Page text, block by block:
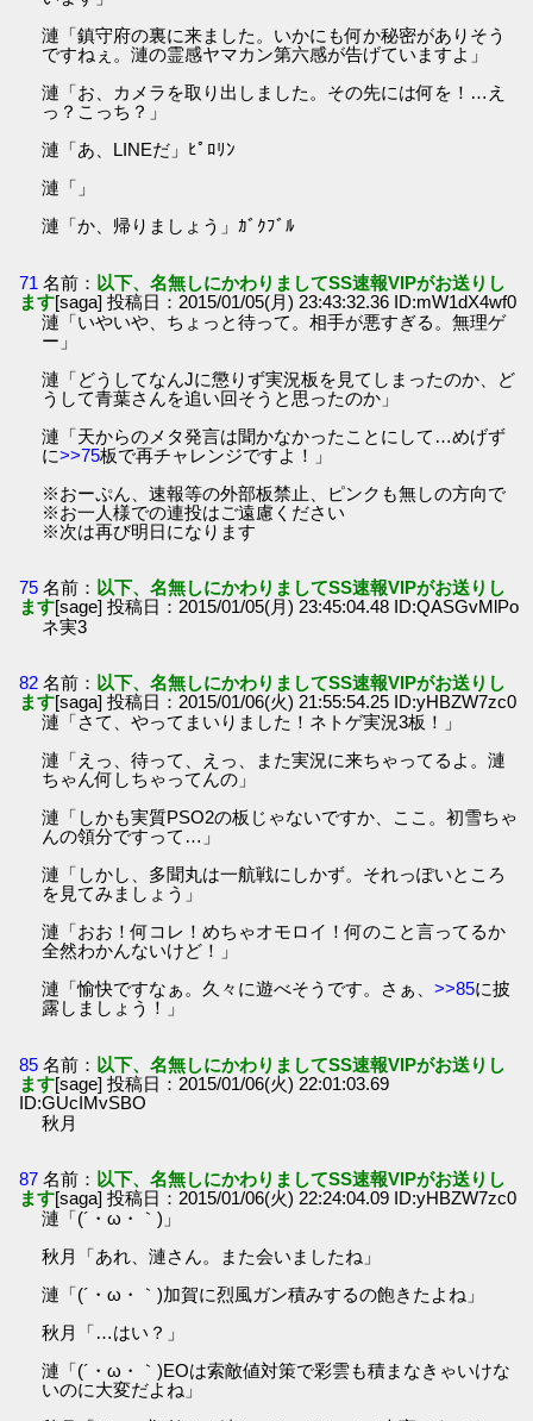
漣「鎮守府の裏に来ました。いかにも何か秘密がありそう
ですねぇ。漣の霊感ヤマカン第六感が告げていますよ」
漣「お、カメラを取り出しました。その先には何を！…え
っ？こっち？」
漣「あ、LINEだ」ﾋﾟﾛﾘﾝ
漣「」
漣「か、帰りましょう」ｶﾞｸﾌﾞﾙ
71 名前： 以下、名無しにかわりましてSS速報VIPがお送りし
ます[saga] 投稿日：2015/01/05(月) 23:43:32.36 ID:mW1dX4wf0
漣「いやいや、ちょっと待って。相手が悪すぎる。無理ゲ
ー」
漣「どうしてなんJに懲りず実況板を見てしまったのか、ど
うして青葉さんを追い回そうと思ったのか」
漣「天からのメタ発言は聞かなかったことにして…めげず
に>>75板で再チャレンジですよ！」
※おーぷん、速報等の外部板禁止、ピンクも無しの方向で
※お一人様での連投はご遠慮ください
※次は再び明日になります
75 名前： 以下、名無しにかわりましてSS速報VIPがお送りし
ます[sage] 投稿日：2015/01/05(月) 23:45:04.48 ID:QASGvMlPo
ネ実3
82 名前： 以下、名無しにかわりましてSS速報VIPがお送りし
ます[saga] 投稿日：2015/01/06(火) 21:55:54.25 ID:yHBZW7zc0
漣「さて、やってまいりました！ネトゲ実況3板！」
漣「えっ、待って、えっ、また実況に来ちゃってるよ。漣
ちゃん何しちゃってんの」
漣「しかも実質PSO2の板じゃないですか、ここ。初雪ちゃ
んの領分ですって…」
漣「しかし、多聞丸は一航戦にしかず。それっぽいところ
を見てみましょう」
漣「おお！何コレ！めちゃオモロイ！何のこと言ってるか
全然わかんないけど！」
漣「愉快ですなぁ。久々に遊べそうです。さぁ、>>85に披
露しましょう！」
85 名前： 以下、名無しにかわりましてSS速報VIPがお送りし
ます[sage] 投稿日：2015/01/06(火) 22:01:03.69
ID:GUcIMvSBO
秋月
87 名前： 以下、名無しにかわりましてSS速報VIPがお送りし
ます[saga] 投稿日：2015/01/06(火) 22:24:04.09 ID:yHBZW7zc0
漣「(´・ω・｀)」
秋月「あれ、漣さん。また会いましたね」
漣「(´・ω・｀)加賀に烈風ガン積みするの飽きたよね」
秋月「…はい？」
漣「(´・ω・｀)EOは索敵値対策で彩雲も積まなきゃいけな
いのに大変だよね」